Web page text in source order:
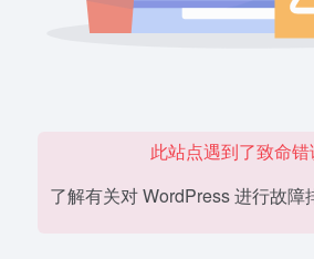
此站点遇到了致命错
了解有关对 WordPress 进行故障